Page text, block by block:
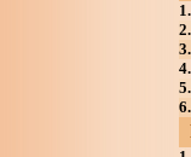
1.
2.
3.
4.
5.
6.